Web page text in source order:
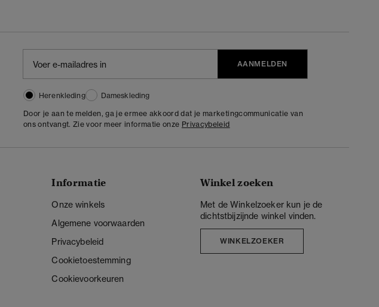
AANMELDEN
Herenkleding
Dameskleding
Door je aan te melden, ga je ermee akkoord dat je marketingcommunicatie van
ons ontvangt. Zie voor meer informatie onze Privacybeleid
Informatie
Onze winkels
Algemene voorwaarden
Privacybeleid
Cookietoestemming
Cookievoorkeuren
Winkel zoeken
Met de Winkelzoeker kun je de
dichtstbijzijnde winkel vinden.
WINKELZOEKER